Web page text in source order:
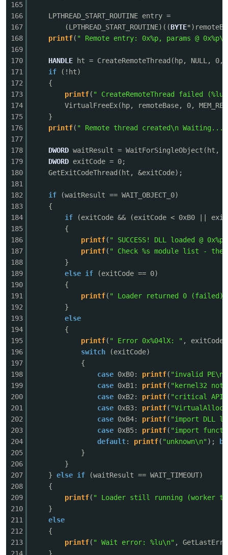
165
166
167
168
169
170
171
172
173
174
175
176
177
178
179
180
181
182
183
184
185
186
187
188
189
190
191
192
193
194
195
196
197
198
199
200
201
202
203
204
205
206
207
208
209
210
211
212
213
LPTHREAD_START_ROUTINE entry =
(LPTHREAD_START_ROUTINE)((BYTE
printf( " Remote entry: 0x%p, params @
HANDLE
ht = CreateRemoteThread(hp, NULL,
if
(!ht)
{
printf( " CreateRemoteThread failed
VirtualFreeEx(hp, remoteBase, 0,
}
printf( " Remote thread created\n
DWORD waitResult = WaitForSingleObject(ht,
DWORD exitCode = 0;
GetExitCodeThread(ht, &exitCode);
if
(waitResult == WAIT_OBJECT_0)
{
if
(exitCode && (exitCode < 0xB0 ||
{
printf( " SUCCESS! DLL loaded @
printf( " Check %s module list -
}
else if
(exitCode == 0)
{
printf( " Loader returned 0
}
else
{
printf( " Error 0x%04lX: " ,
switch
(exitCode)
{
case 0xB0: printf( "invalid PE\n"
case 0xB1: printf( "kernel32 not
case 0xB2: printf( "critical API
case 0xB3: printf( "VirtualAlloc
case 0xB4: printf( "import DLL
case 0xB5: printf( "import
default: printf( "unknown\n");
}
}
} else if
(waitResult == WAIT_TIMEOUT)
{
printf( " Loader still running (worker
}
else
{
printf( " Wait error: %lu\n" ,